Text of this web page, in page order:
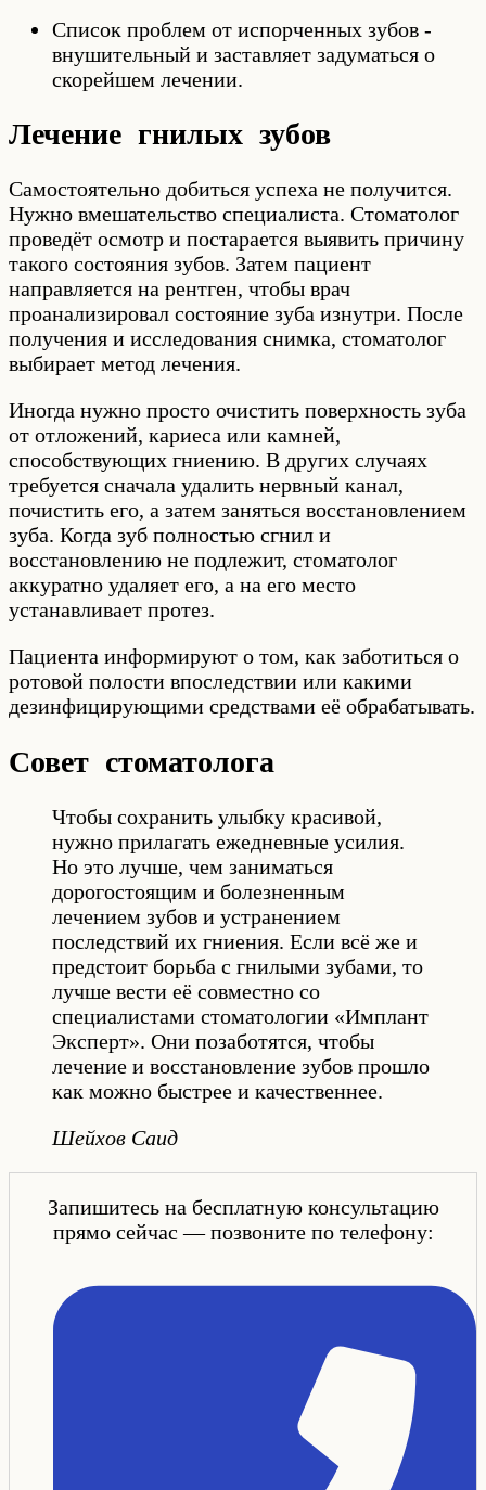
Список проблем от испорченных зубов -
внушительный и заставляет задуматься о
скорейшем лечении.
Лечение гнилых зубов
Самостоятельно добиться успеха не получится.
Нужно вмешательство специалиста. Стоматолог
проведёт осмотр и постарается выявить причину
такого состояния зубов. Затем пациент
направляется на рентген, чтобы врач
проанализировал состояние зуба изнутри. После
получения и исследования снимка, стоматолог
выбирает метод лечения.
Иногда нужно просто очистить поверхность зуба
от отложений, кариеса или камней,
способствующих гниению. В других случаях
требуется сначала удалить нервный канал,
почистить его, а затем заняться восстановлением
зуба. Когда зуб полностью сгнил и
восстановлению не подлежит, стоматолог
аккуратно удаляет его, а на его место
устанавливает протез.
Пациента информируют о том, как заботиться о
ротовой полости впоследствии или какими
дезинфицирующими средствами её обрабатывать.
Совет стоматолога
Чтобы сохранить улыбку красивой,
нужно прилагать ежедневные усилия.
Но это лучше, чем заниматься
дорогостоящим и болезненным
лечением зубов и устранением
последствий их гниения. Если всё же и
предстоит борьба с гнилыми зубами, то
лучше вести её совместно со
специалистами стоматологии «Имплант
Эксперт». Они позаботятся, чтобы
лечение и восстановление зубов прошло
как можно быстрее и качественнее.
Шейхов Саид
Запишитесь на бесплатную консультацию
прямо сейчас — позвоните по телефону: